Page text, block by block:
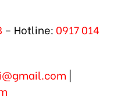
– Hotline: 0917 014